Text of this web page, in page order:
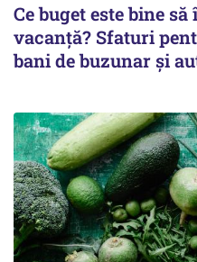
Ce buget este bine
vacanță? Sfaturi
bani de buzunar și